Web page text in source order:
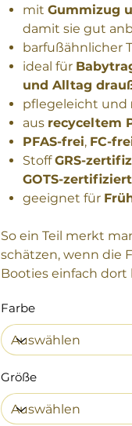
mitGummizug
damit sie gut
barfußähnlicher
ideal für
und Alltag
pflegeleicht und
aus recyceltem
PFAS-frei, FC-
StoffGRS-
GOTS-
geeignet für
So ein Teil merkt
schätzen, wenn die
Booties einfach dort
Farbe
Größe